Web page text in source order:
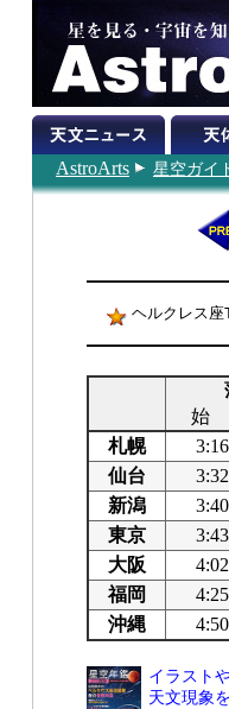
AstroArts 星空ガイ
ヘルクレス
始
札幌
3:16
仙台
3:32
新潟
3:40
東京
3:43
大阪
4:02
福岡
4:25
沖縄
4:50
イラスト
天文現象